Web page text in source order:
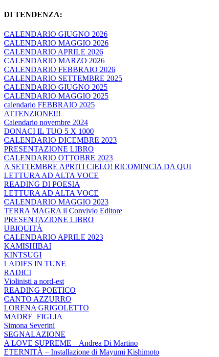
DI TENDENZA:
CALENDARIO GIUGNO 2026
CALENDARIO MAGGIO 2026
CALENDARIO APRILE 2026
CALENDARIO MARZO 2026
CALENDARIO FEBBRAIO 2026
CALENDARIO SETTEMBRE 2025
CALENDARIO GIUGNO 2025
CALENDARIO MAGGIO 2025
calendario FEBBRAIO 2025
ATTENZIONE!!!
Calendario novembre 2024
DONACI IL TUO 5 X 1000
CALENDARIO DICEMBRE 2023
PRESENTAZIONE LIBRO
CALENDARIO OTTOBRE 2023
A SETTEMBRE APRITI CIELO! RICOMINCIA DA QUI
LETTURA AD ALTA VOCE
READING DI POESIA
LETTURA AD ALTA VOCE
CALENDARIO MAGGIO 2023
TERRA MAGRA il Convivio Editore
PRESENTAZIONE LIBRO
UBIQUITÀ
CALENDARIO APRILE 2023
KAMISHIBAI
KINTSUGI
LADIES IN TUNE
RADICI
Violinisti a nord-est
READING POETICO
CANTO AZZURRO
LORENA GRIGOLETTO
MADRE_FIGLIA
Simona Severini
SEGNALAZIONE
A LOVE SUPREME – Andrea Di Martino
ETERNITÀ – Installazione di Mayumi Kishimoto